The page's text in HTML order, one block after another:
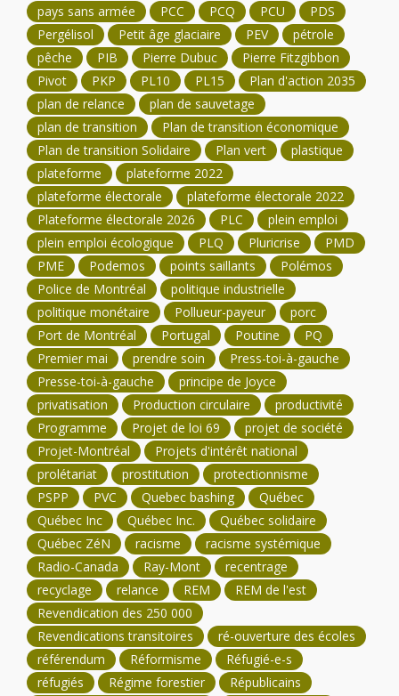
pays sans armée
PCC PCQ PCU
PDS
Pergélisol
Petit âge glaciaire PEV
pétrole
pêche
PIB Pierre Dubuc
Pierre Fitzgibbon
Pivot
PKP PL10 PL15
Plan d'action 2035
plan de relance
plan de sauvetage
plan de transition
Plan de transition économique
Plan de transition Solidaire
Plan vert
plastique
plateforme
plateforme 2022
plateforme électorale
plateforme électorale 2022
Plateforme électorale 2026
PLC
plein emploi
plein emploi écologique
PLQ Pluricrise
PMD
PME
Podemos points saillants
Polémos
Police de Montréal
politique industrielle
politique monétaire
Pollueur-payeur
porc
Port de Montréal
Portugal Poutine
PQ
Premier mai
prendre soin
Press-toi-à-gauche
Presse-toi-à-gauche
principe de Joyce
privatisation
Production circulaire
productivité
Programme
Projet de loi 69
projet de société
Projet-Montréal
Projets d'intérêt national
prolétariat
prostitution
protectionnisme
PSPP
PVC Quebec bashing
Québec
Québec Inc
Québec Inc.
Québec solidaire
Québec ZéN
racisme
racisme systémique
Radio-Canada
Ray-Mont
recentrage
recyclage
relance REM
REM de l'est
Revendication des 250 000
Revendications transitoires
ré-ouverture des écoles
référendum
Réformisme
Réfugié-e-s
réfugiés
Régime forestier
Républicains